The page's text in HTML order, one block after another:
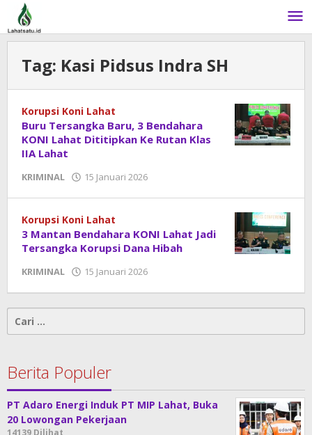
Lewati
konten
Tag: Kasi Pidsus Indra SH
Korupsi Koni Lahat
Buru Tersangka Baru, 3 Bendahara
KONI Lahat Dititipkan Ke Rutan Klas
IIA Lahat
KRIMINAL 15 Januari 2026
Korupsi Koni Lahat
3 Mantan Bendahara KONI Lahat Jadi
Tersangka Korupsi Dana Hibah
KRIMINAL 15 Januari 2026
Cari
untuk:
Berita Populer
PT Adaro Energi Induk PT MIP Lahat, Buka
20 Lowongan Pekerjaan
14139 Dilihat